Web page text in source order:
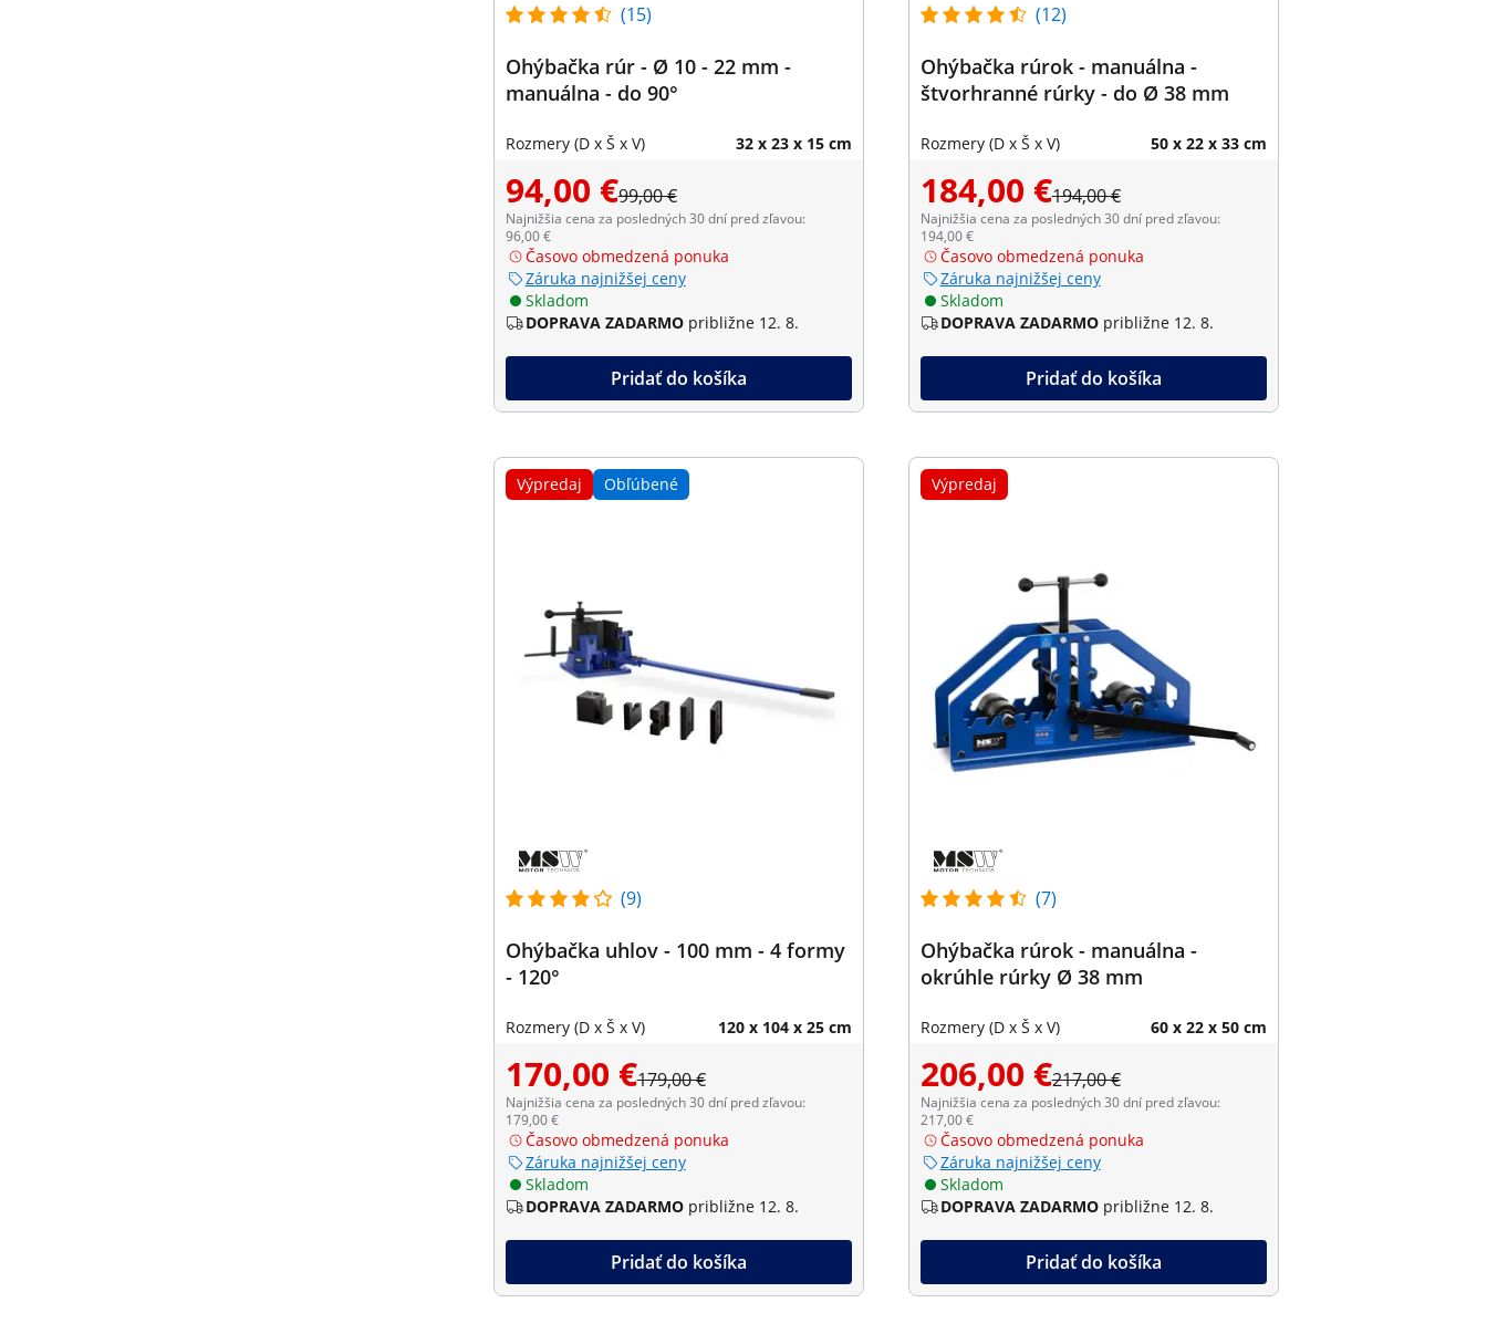
(15)
Ohýbačka rúr - Ø 10 - 22 mm -
manuálna - do 90°
Rozmery (D x Š x V) 32 x 23 x 15 cm
94,00 €99,00 €
Najnižšia cena za posledných 30 dní pred zľavou:
96,00 €
Časovo obmedzená ponuka
Záruka najnižšej ceny
Skladom
DOPRAVA ZADARMO približne 12. 8.
Pridať do košíka
(12)
Ohýbačka rúrok - manuálna -
štvorhranné rúrky - do Ø 38 mm
Rozmery (D x Š x V) 50 x 22 x 33 cm
184,00 €194,00 €
Najnižšia cena za posledných 30 dní pred zľavou:
194,00 €
Časovo obmedzená ponuka
Záruka najnižšej ceny
Skladom
DOPRAVA ZADARMO približne 12. 8.
Pridať do košíka
Výpredaj Obľúbené
(9)
Ohýbačka uhlov - 100 mm - 4 formy
- 120°
Rozmery (D x Š x V) 120 x 104 x 25 cm
170,00 €179,00 €
Najnižšia cena za posledných 30 dní pred zľavou:
179,00 €
Časovo obmedzená ponuka
Záruka najnižšej ceny
Skladom
DOPRAVA ZADARMO približne 12. 8.
Pridať do košíka
Výpredaj
(7)
Ohýbačka rúrok - manuálna -
okrúhle rúrky Ø 38 mm
Rozmery (D x Š x V) 60 x 22 x 50 cm
206,00 €217,00 €
Najnižšia cena za posledných 30 dní pred zľavou:
217,00 €
Časovo obmedzená ponuka
Záruka najnižšej ceny
Skladom
DOPRAVA ZADARMO približne 12. 8.
Pridať do košíka